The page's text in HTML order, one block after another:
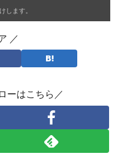
します。
／
ーはこちら／